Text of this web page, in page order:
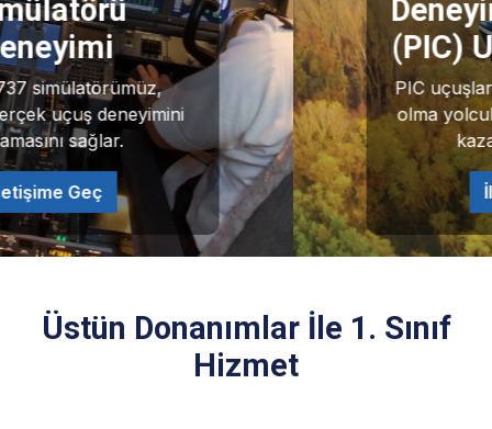
Deneyimli Pilotlar İle
(PIC) Uçuş Deneyimi
PIC uçuşları, pilotların kaptan pilot
olma yolculuğunda uçuş deneyimi
kazanmasını sağlar.
İletişime Geç
Üstün Donanımlar İle 1. Sınıf
Hizmet